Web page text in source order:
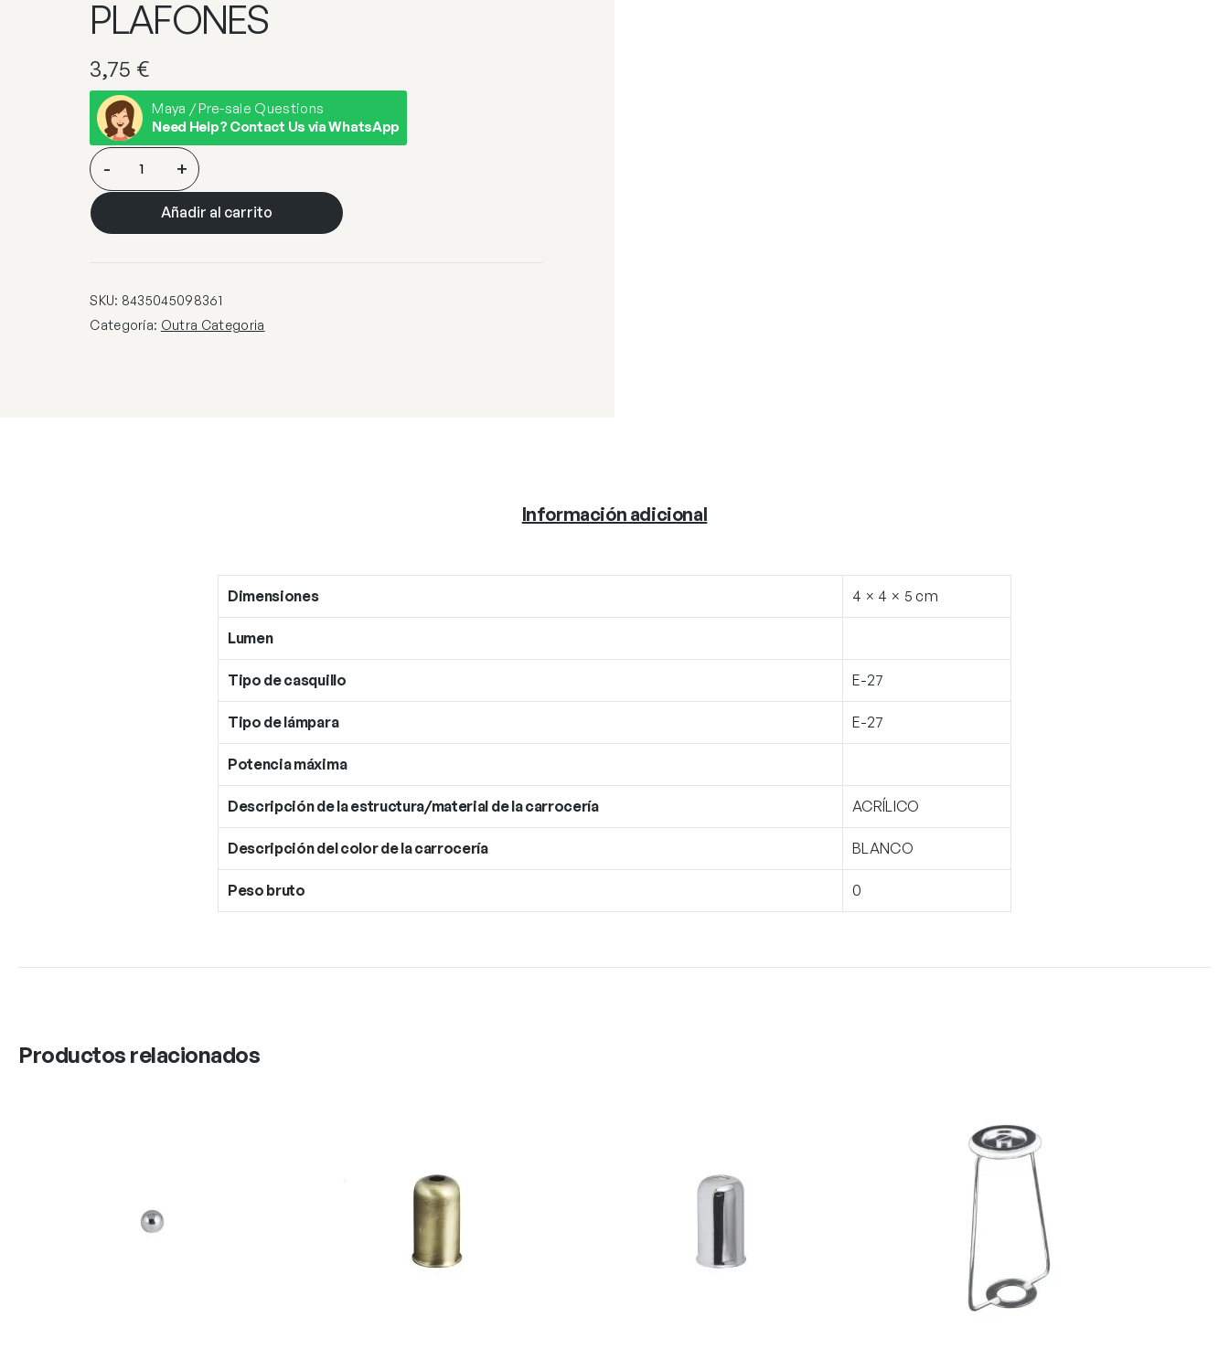
PLAFONES
3,75 €
Maya / Pre-sale Questions
Need Help? Contact Us via WhatsApp
PORTALAMPARAS
E-
27
PLAFONES
- +
Añadir al carrito
SKU: 8435045098361
Categoría: Outra Categoria
Información adicional
Dimensiones 4 × 4 × 5 cm
Lumen
Tipo de casquillo E-27
Tipo de lámpara E-27
Potencia máxima
Descripción de la estructura/material de la carrocería ACRÍLICO
Descripción del color de la carrocería BLANCO
Peso bruto 0
Productos relacionados